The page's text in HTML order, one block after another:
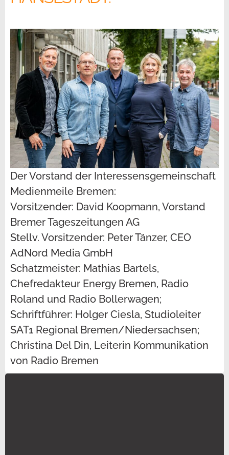
Der Vorstand der Interessensgemeinschaft
Medienmeile Bremen:
Vorsitzender: David Koopmann, Vorstand
Bremer Tageszeitungen AG
Stellv. Vorsitzender: Peter Tänzer, CEO
AdNord Media GmbH
Schatzmeister: Mathias Bartels,
Chefredakteur Energy Bremen, Radio
Roland und Radio Bollerwagen;
Schriftführer: Holger Ciesla, Studioleiter
SAT1 Regional Bremen/Niedersachsen;
Christina Del Din, Leiterin Kommunikation
von Radio Bremen